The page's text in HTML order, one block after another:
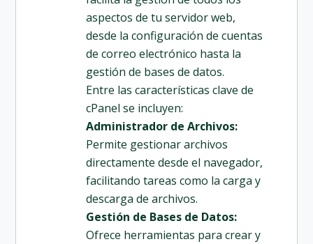
aspectos de tu servidor web,
desde la configuración de cuentas
de correo electrónico hasta la
gestión de bases de datos.
Entre las características clave de
cPanel se incluyen:
Administrador de Archivos:
Permite gestionar archivos
directamente desde el navegador,
facilitando tareas como la carga y
descarga de archivos.
Gestión de Bases de Datos:
Ofrece herramientas para crear y